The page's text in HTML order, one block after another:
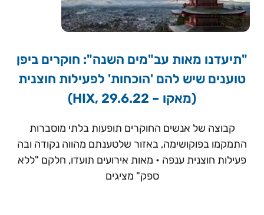
"תיעדנו מאות עב"מים השנה": חוקרים ביפן
טוענים שיש להם 'הוכחות' לפעילות חוצנית
(מאקו – HIX, 29.6.22)
קבוצה של אנשים החוקרים תופעות בלתי מוסברות
התמקמו בפוקושימה, באזור שלטענתם מהווה נקודה ובה
פעילות חוצנית ענפה • מאות אירועים תועדו, חלקם "ללא
ספק" מציגים